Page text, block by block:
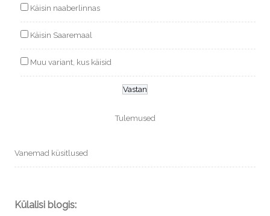
Käisin naaberlinnas
Käisin Saaremaal
Muu variant, kus käisid
Tulemused
Vanemad küsitlused
Külalisi blogis: